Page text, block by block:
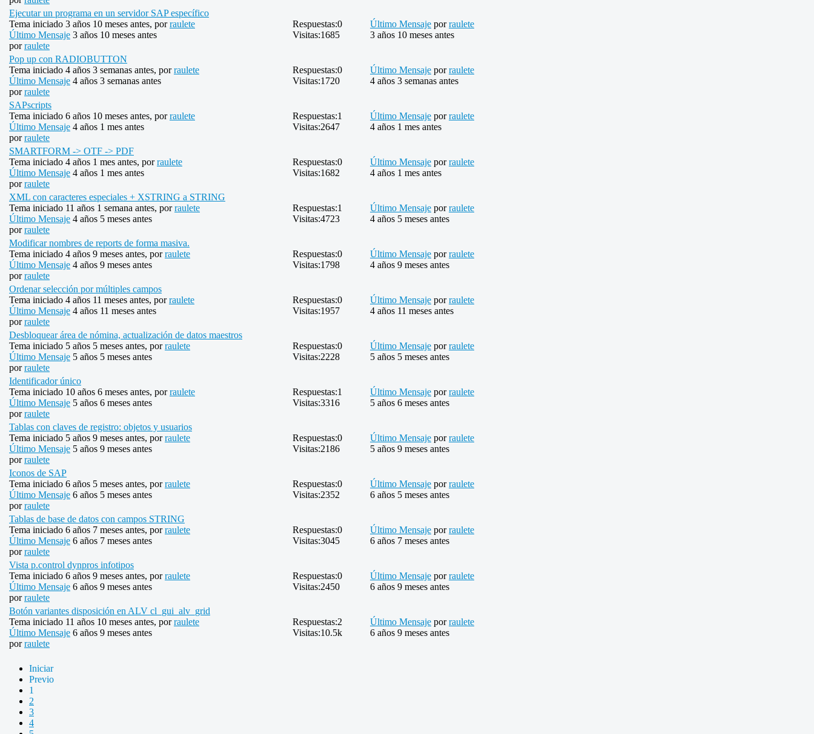
Ejecutar un programa en un servidor SAP específico
Tema iniciado 3 años 10 meses antes, porraulete
Último Mensaje 3 años 10 meses antes
porraulete
Respuestas:0
Visitas:1685
Último Mensaje porraulete
3 años 10 meses antes
Pop up con RADIOBUTTON
Tema iniciado 4 años 3 semanas antes, porraulete
Último Mensaje 4 años 3 semanas antes
porraulete
Respuestas:0
Visitas:1720
Último Mensaje porraulete
4 años 3 semanas antes
SAPscripts
Tema iniciado 6 años 10 meses antes, porraulete
Último Mensaje 4 años 1 mes antes
porraulete
Respuestas:1
Visitas:2647
Último Mensaje porraulete
4 años 1 mes antes
SMARTFORM -> OTF -> PDF
Tema iniciado 4 años 1 mes antes, porraulete
Último Mensaje 4 años 1 mes antes
porraulete
Respuestas:0
Visitas:1682
Último Mensaje porraulete
4 años 1 mes antes
XML con caracteres especiales + XSTRING a STRING
Tema iniciado 11 años 1 semana antes, porraulete
Último Mensaje 4 años 5 meses antes
porraulete
Respuestas:1
Visitas:4723
Último Mensaje porraulete
4 años 5 meses antes
Modificar nombres de reports de forma masiva.
Tema iniciado 4 años 9 meses antes, porraulete
Último Mensaje 4 años 9 meses antes
porraulete
Respuestas:0
Visitas:1798
Último Mensaje porraulete
4 años 9 meses antes
Ordenar selección por múltiples campos
Tema iniciado 4 años 11 meses antes, porraulete
Último Mensaje 4 años 11 meses antes
porraulete
Respuestas:0
Visitas:1957
Último Mensaje porraulete
4 años 11 meses antes
Desbloquear área de nómina, actualización de datos maestros
Tema iniciado 5 años 5 meses antes, porraulete
Último Mensaje 5 años 5 meses antes
porraulete
Respuestas:0
Visitas:2228
Último Mensaje porraulete
5 años 5 meses antes
Identificador único
Tema iniciado 10 años 6 meses antes, porraulete
Último Mensaje 5 años 6 meses antes
porraulete
Respuestas:1
Visitas:3316
Último Mensaje porraulete
5 años 6 meses antes
Tablas con claves de registro: objetos y usuarios
Tema iniciado 5 años 9 meses antes, porraulete
Último Mensaje 5 años 9 meses antes
porraulete
Respuestas:0
Visitas:2186
Último Mensaje porraulete
5 años 9 meses antes
Iconos de SAP
Tema iniciado 6 años 5 meses antes, porraulete
Último Mensaje 6 años 5 meses antes
porraulete
Respuestas:0
Visitas:2352
Último Mensaje porraulete
6 años 5 meses antes
Tablas de base de datos con campos STRING
Tema iniciado 6 años 7 meses antes, porraulete
Último Mensaje 6 años 7 meses antes
porraulete
Respuestas:0
Visitas:3045
Último Mensaje porraulete
6 años 7 meses antes
Vista p.control dynpros infotipos
Tema iniciado 6 años 9 meses antes, porraulete
Último Mensaje 6 años 9 meses antes
porraulete
Respuestas:0
Visitas:2450
Último Mensaje porraulete
6 años 9 meses antes
Botón variantes disposición en ALV cl_gui_alv_grid
Tema iniciado 11 años 10 meses antes, porraulete
Último Mensaje 6 años 9 meses antes
porraulete
Respuestas:2
Visitas:10.5k
Último Mensaje porraulete
6 años 9 meses antes
Iniciar
Previo
1
2
3
4